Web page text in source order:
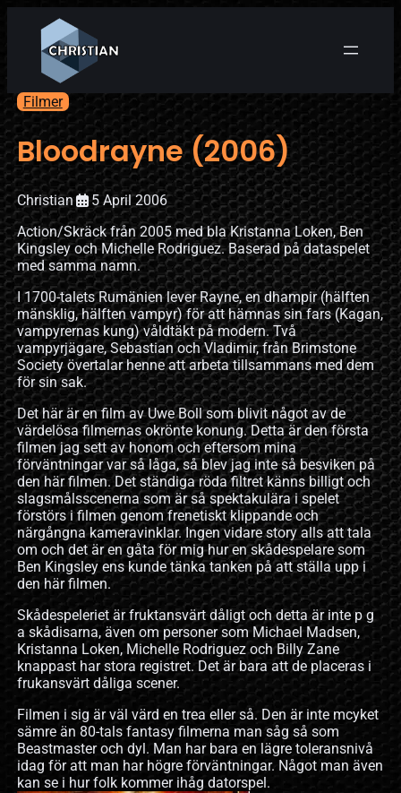
Filmer
Bloodrayne (2006)
Christian
5 April 2006
Action/Skräck från 2005 med bla Kristanna Loken, Ben
Kingsley och Michelle Rodriguez. Baserad på dataspelet
med samma namn.
I 1700-talets Rumänien lever Rayne, en dhampir (hälften
mänsklig, hälften vampyr) för att hämnas sin fars (Kagan,
vampyrernas kung) våldtäkt på modern. Två
vampyrjägare, Sebastian och Vladimir, från Brimstone
Society övertalar henne att arbeta tillsammans med dem
för sin sak.
Det här är en film av Uwe Boll som blivit något av de
värdelösa filmernas okrönte konung. Detta är den första
filmen jag sett av honom och eftersom mina
förväntningar var så låga, så blev jag inte så besviken på
den här filmen. Det ständiga röda filtret känns billigt och
slagsmålsscenerna som är så spektakulära i spelet
förstörs i filmen genom frenetiskt klippande och
närgångna kameravinklar. Ingen vidare story alls att tala
om och det är en gåta för mig hur en skådespelare som
Ben Kingsley ens kunde tänka tanken på att ställa upp i
den här filmen.
Skådespeleriet är fruktansvärt dåligt och detta är inte p g
a skådisarna, även om personer som Michael Madsen,
Kristanna Loken, Michelle Rodriguez och Billy Zane
knappast har stora registret. Det är bara att de placeras i
frukansvärt dåliga scener.
Filmen i sig är väl värd en trea eller så. Den är inte mcyket
sämre än 80-tals fantasy filmerna man såg så som
Beastmaster och dyl. Man har bara en lägre toleransnivå
idag för att man har högre förväntningar. Något man även
kan se i hur folk kommer ihåg datorspel.